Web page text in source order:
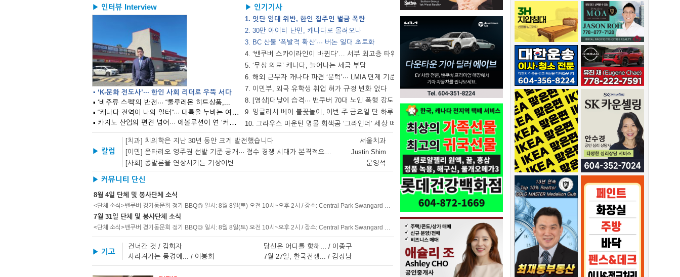
▶ 인터뷰 Interview
▪ ‘K-문화 전도사’··· 한인 사회 리더로 우뚝 서다
▪ ‘비주류 스펙’의 반전··· “룰루레몬 히트상품,...
▪ “캐나다 전역이 나의 일터”··· 대륙을 누비는 여행 간호사
▪ 카지노 산업의 편견 넘어··· 에볼루션이 연 ‘커리어의 길’
▶ 인기기사
1. 잇단 임대 위반, 한인 집주인 벌금 폭탄
2. 30만 아이티 난민, 캐나다로 몰려오나
3. BC 산불 ‘폭발적 확산’··· 버논 일대 초토화
4. ‘밴쿠버 스카이라인이 바뀐다’… 서부 최고층 타워...
5. ‘무상 의료’ 캐나다, 늘어나는 세금 부담
6. 해외 근무자 캐나다 파견 ‘문턱’··· LMIA 면제 기준...
7. 이민부, 외국 유학생 취업 허가 규정 변화 없다
8. [영상]대낮에 습격··· 밴쿠버 70대 노인 폭행 강도 피해
9. 잉글리시 베이 불꽃놀이, 이번 주 금요일 단 하루 열린다
10. 그라우스 마운틴 명물 회색곰 ‘그라인더’ 세상 떠나
▶ 칼럼
[치과] 치의학은 지난 30년 동안 크게 발전했습니다
서울치과
[이민] 온타리오 영주권 선발 기준 공개··· 점수 경쟁 시대가 본격적으로 시작된다
Justin Shim
[사회] 종말론을 연상시키는 기상이변
문영석
▶ 커뮤니티 단신
8월 4일 단체 및 봉사단체 소식
<단체 소식>밴쿠버 경기동문회 정기 BBQ◎ 일시: 8월 8일(토) 오전 10시~오후 2시 / 장소: Central Park Swangard Stadium 주차장 맞은편(작년과 동일) / 문의: 604
7월 31일 단체 및 봉사단체 소식
<단체 소식>밴쿠버 경기동문회 정기 BBQ◎ 일시: 8월 8일(토) 오전 10시~오후 2시 / 장소: Central Park Swangard Stadium 주차장 맞은편(작년과 동일) / 문의: 604
▶ 기고
건너간 것 / 김회자
당신은 어디를 향해... / 이종구
사라져가는 풍경에... / 이봉희
7월 27일, 한국전쟁... / 김정남